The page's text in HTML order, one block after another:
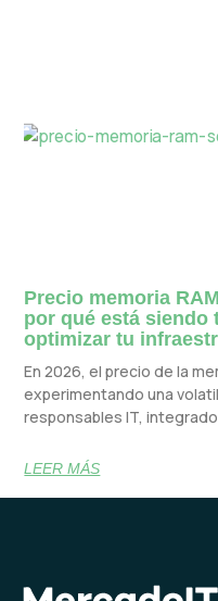
Precio memoria
por qué está siendo
optimizar tu
En 2026, el precio de la
experimentando una
responsables IT,
LEER MÁS